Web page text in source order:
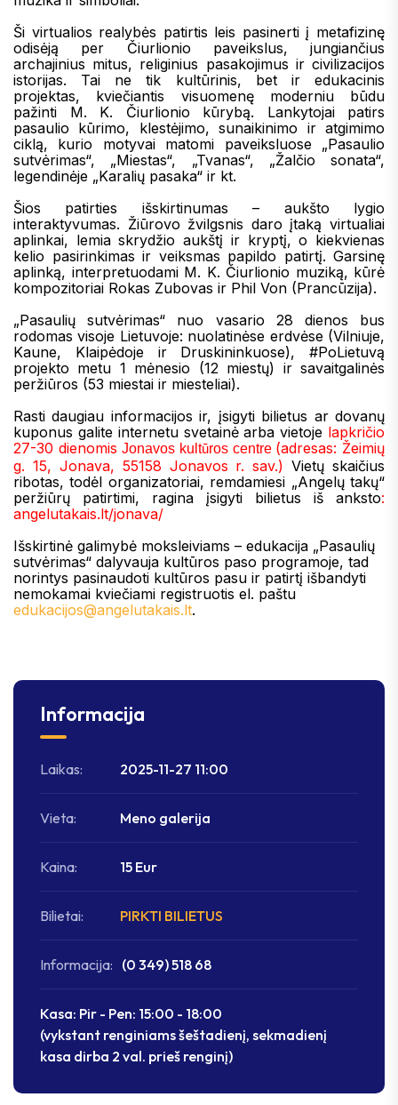
Ši virtualios realybės patirtis leis pasinerti į metafizinę
odisėją per Čiurlionio paveikslus, jungiančius
archajinius mitus, religinius pasakojimus ir civilizacijos
istorijas. Tai ne tik kultūrinis, bet ir edukacinis
projektas, kviečiantis visuomenę moderniu būdu
pažinti M. K. Čiurlionio kūrybą. Lankytojai patirs
pasaulio kūrimo, klestėjimo, sunaikinimo ir atgimimo
ciklą, kurio motyvai matomi paveiksluose „Pasaulio
sutvėrimas“, „Miestas“, „Tvanas“, „Žalčio sonata“,
legendinėje „Karalių pasaka“ ir kt.
Šios patirties išskirtinumas – aukšto lygio
interaktyvumas. Žiūrovo žvilgsnis daro įtaką virtualiai
aplinkai, lemia skrydžio aukštį ir kryptį, o kiekvienas
kelio pasirinkimas ir veiksmas papildo patirtį. Garsinę
aplinką, interpretuodami M. K. Čiurlionio muziką, kūrė
kompozitoriai Rokas Zubovas ir Phil Von (Prancūzija).
„Pasaulių sutvėrimas“ nuo vasario 28 dienos bus
rodomas visoje Lietuvoje: nuolatinėse erdvėse (Vilniuje,
Kaune, Klaipėdoje ir Druskininkuose), #PoLietuvą
projekto metu 1 mėnesio (12 miestų) ir savaitgalinės
peržiūros (53 miestai ir miesteliai).
Rasti daugiau informacijos ir, įsigyti bilietus ar dovanų
kuponus galite internetu svetainė arba vietoje lapkričio
27-30 dienomisJonavos kultūros centre (adresas: Žeimių
g. 15, Jonava, 55158 Jonavos r. sav.)Vietų skaičius
ribotas, todėl organizatoriai, remdamiesi „Angelų takų“
peržiūrų patirtimi, ragina įsigyti bilietus iš anksto:
angelutakais.lt/jonava/
Išskirtinė galimybė moksleiviams – edukacija „Pasaulių
sutvėrimas“ dalyvauja kultūros paso programoje, tad
norintys pasinaudoti kultūros pasu ir patirtį išbandyti
nemokamai kviečiami registruotis el. paštu
edukacijos@angelutakais.lt.
Informacija
Laikas: 2025-11-27 11:00
Vieta: Meno galerija
Kaina: 15 Eur
Bilietai: PIRKTI BILIETUS
Informacija: (0 349) 518 68
Kasa: Pir - Pen: 15:00 - 18:00
(vykstant renginiams šeštadienį, sekmadienį
kasa dirba 2 val. prieš renginį)